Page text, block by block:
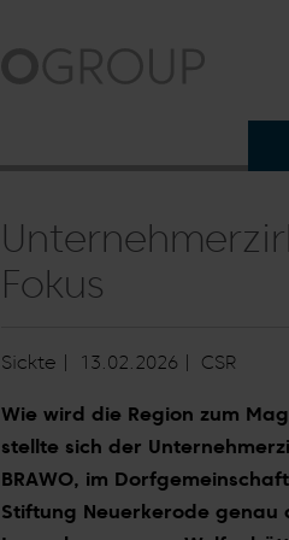
Fokus
Sickte | 13.02.2026 | CSR
Wie wird die Region zum
stellte sich der
BRAWO, im
Stiftung Neuerkerode genau